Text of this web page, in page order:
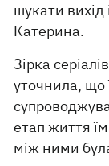
шукати вихід
Катерина.
Зірка
уточнила, що
етап життя
між ними